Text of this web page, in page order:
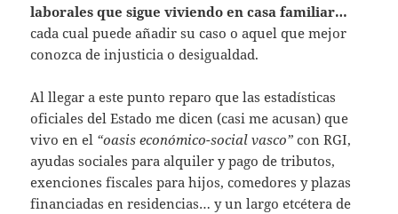
laborales que sigue viviendo en casa familiar…
cada cual puede añadir su caso o aquel que mejor
conozca de injusticia o desigualdad.
Al llegar a este punto reparo que las estadísticas
oficiales del Estado me dicen (casi me acusan) que
vivo en el “oasis económico-social vasco” con RGI,
ayudas sociales para alquiler y pago de tributos,
exenciones fiscales para hijos, comedores y plazas
financiadas en residencias… y un largo etcétera de